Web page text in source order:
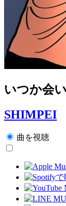
いつか会
SHIMPEI
曲を視聴